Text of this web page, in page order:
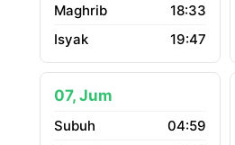
18:33
19:47
07, Jum
04:59